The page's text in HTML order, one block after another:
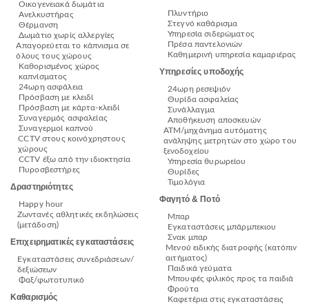
Οικογενειακά δωμάτια
Ανελκυστήρας
Θέρμανση
Δωμάτιο χωρίς αλλεργίες
Απαγορεύεται το κάπνισμα σε
όλους τους χώρους
Καθορισμένος χώρος
καπνίσματος
24ωρη ασφάλεια
Πρόσβαση με κλειδί
Πρόσβαση με κάρτα-κλειδί
Συναγερμός ασφαλείας
Συναγερμοί καπνού
CCTV στους κοινόχρηστους
χώρους
CCTV έξω από την ιδιοκτησία
Πυροσβεστήρες
Δραστηριότητες
Happy hour
Ζωντανές αθλητικές εκδηλώσεις
(μετάδοση)
Επιχειρηματικές εγκαταστάσεις
Εγκαταστάσεις συνεδριάσεων/
δεξιώσεων
Φαξ/φωτοτυπικό
Καθαρισμός
Πλυντήριο
Στεγνό καθάρισμα
Υπηρεσία σιδερώματος
Πρέσα παντελονιών
Καθημερινή υπηρεσία καμαριέρας
Υπηρεσίες υποδοχής
24ωρη ρεσεψιόν
Θυρίδα ασφαλείας
Συνάλλαγμα
Αποθήκευση αποσκευών
ΑΤΜ/μηχάνημα αυτόματης
ανάληψης μετρητών στο χώρο του
ξενοδοχείου
Υπηρεσία θυρωρείου
Θυρίδες
Τιμολόγια
Φαγητό & Ποτό
Μπαρ
Εγκαταστάσεις μπάρμπεκιου
Σνακ μπαρ
Μενού ειδικής διατροφής (κατόπιν
αιτήματος)
Παιδικά γεύματα
Μπουφές φιλικός προς τα παιδιά
Φρούτα
Καφετέρια στις εγκαταστάσεις